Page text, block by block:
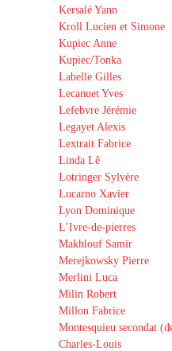
Kersalé Yann
Kroll Lucien et Simone
Kupiec Anne
Kupiec/Tonka
Labelle Gilles
Lecanuet Yves
Lefebvre Jérémie
Legayet Alexis
Lextrait Fabrice
Linda Lê
Lotringer Sylvère
Lucarno Xavier
Lyon Dominique
L’Ivre-de-pierres
Makhlouf Samir
Merejkowsky Pierre
Merlini Luca
Milin Robert
Millon Fabrice
Montesquieu secondat
Charles-Louis